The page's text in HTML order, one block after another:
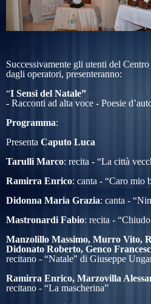
Successivamente gli utenti del
dagli operatori, presenteranno:
“I Sensi del Natale”
- Racconti ad alta voce - Poesie
Programma:
Presenta Caputo Luca
Tarulli Marco: recita - “La città
Ramirra Enrico: canta - “Caro mio
Didonna Maria Grazia: canta -
Mastronardi Fabio: recita -
Manzolillo Massimo, Murro Vito,
Didonato Roberto, Genco
recitano - “Natale” di Giuseppe
Ramirra Enrico, Marzovilla
recitano - “La mascherina”